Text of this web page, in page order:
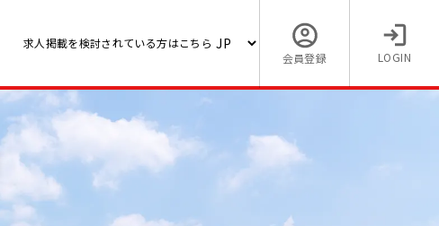
求人掲載を検討されている方はこちら
会員登録
LOGIN